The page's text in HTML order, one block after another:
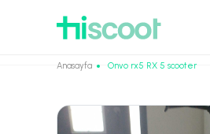
Anasayfa Onvo rx5 RX 5 scooter